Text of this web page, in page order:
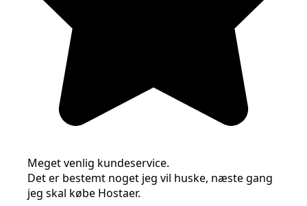
Meget venlig kundeservice.
Det er bestemt noget jeg vil huske, næste gang
jeg skal købe Hostaer.